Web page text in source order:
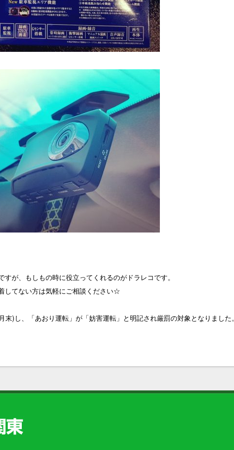
が、もしもの時に役立ってくれるのがドラレコです。
してない方は気軽にご相談ください☆
)し、「あおり運転」が「妨害運転」と明記され厳罰の対象となりました。